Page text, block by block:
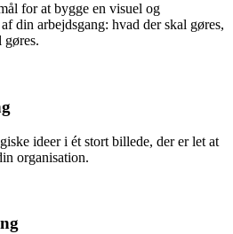
for at bygge en visuel og
din arbejdsgang: hvad der skal gøres,
gøres.
ideer i ét stort billede, der er let at
organisation.